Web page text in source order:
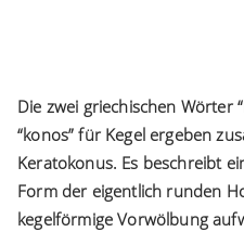
Die zwei griechischen Wörter
“konos” für Kegel ergeben
Keratokonus. Es beschreibt
Form der eigentlich runden
kegelförmige Vorwölbung